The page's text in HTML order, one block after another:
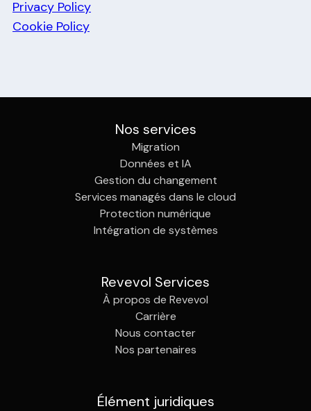
Privacy Policy
Cookie Policy
Nos services
Migration
Données et IA
Gestion du changement
Services managés dans le cloud
Protection numérique
Intégration de systèmes
Revevol Services
À propos de Revevol
Carrière
Nous contacter
Nos partenaires
Élément juridiques